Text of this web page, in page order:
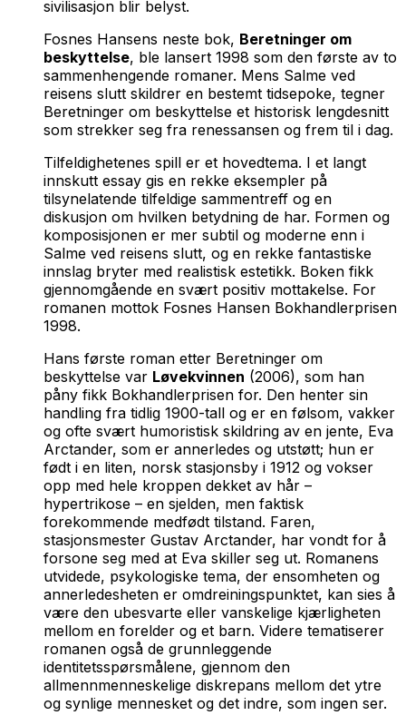
sivilisasjon blir belyst.
Fosnes Hansens neste bok, Beretninger om
beskyttelse, ble lansert 1998 som den første av to
sammenhengende romaner. Mens Salme ved
reisens slutt skildrer en bestemt tidsepoke, tegner
Beretninger om beskyttelse et historisk lengdesnitt
som strekker seg fra renessansen og frem til i dag.
Tilfeldighetenes spill er et hovedtema. I et langt
innskutt essay gis en rekke eksempler på
tilsynelatende tilfeldige sammentreff og en
diskusjon om hvilken betydning de har. Formen og
komposisjonen er mer subtil og moderne enn i
Salme ved reisens slutt, og en rekke fantastiske
innslag bryter med realistisk estetikk. Boken fikk
gjennomgående en svært positiv mottakelse. For
romanen mottok Fosnes Hansen Bokhandlerprisen
1998.
Hans første roman etter Beretninger om
beskyttelse var Løvekvinnen (2006), som han
påny fikk Bokhandlerprisen for. Den henter sin
handling fra tidlig 1900-tall og er en følsom, vakker
og ofte svært humoristisk skildring av en jente, Eva
Arctander, som er annerledes og utstøtt; hun er
født i en liten, norsk stasjonsby i 1912 og vokser
opp med hele kroppen dekket av hår –
hypertrikose – en sjelden, men faktisk
forekommende medfødt tilstand. Faren,
stasjonsmester Gustav Arctander, har vondt for å
forsone seg med at Eva skiller seg ut. Romanens
utvidede, psykologiske tema, der ensomheten og
annerledesheten er omdreiningspunktet, kan sies å
være den ubesvarte eller vanskelige kjærligheten
mellom en forelder og et barn. Videre tematiserer
romanen også de grunnleggende
identitetsspørsmålene, gjennom den
allmennmenneskelige diskrepans mellom det ytre
og synlige mennesket og det indre, som ingen ser.